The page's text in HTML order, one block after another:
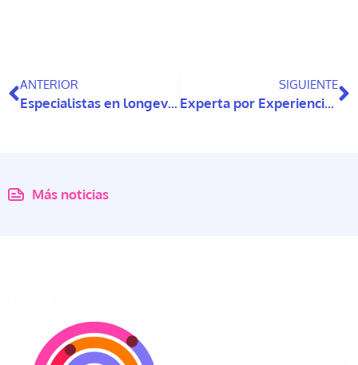
ANTERIOR
Especialistas en longevidad saludable realizaron recomendaciones para la política pública
SIGUIENTE
Experta por Experiencia habla de adultez y discapacidad intelectual
Más noticias